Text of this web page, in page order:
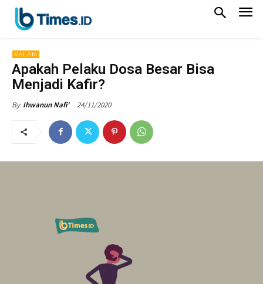
KALAM
Apakah Pelaku Dosa Besar Bisa
Menjadi Kafir?
By Ihwanun Nafi’ 24/11/2020